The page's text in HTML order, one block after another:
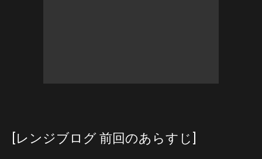
[レンジブログ 前回のあらすじ]